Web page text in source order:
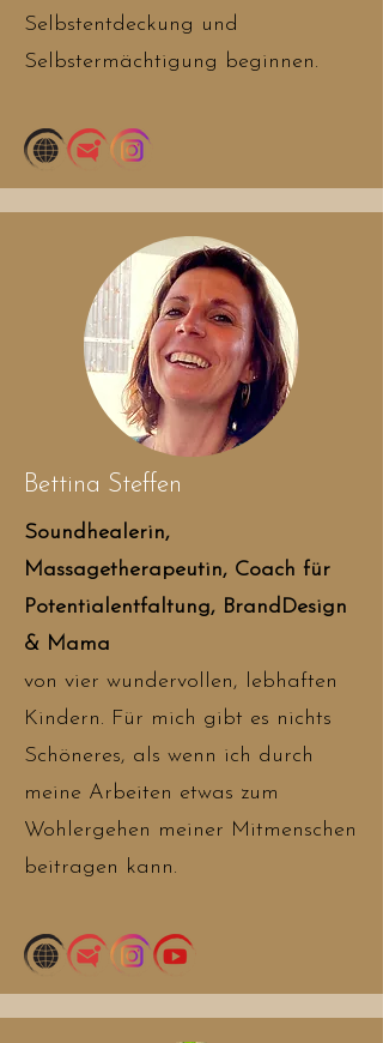
Selbstentdeckung und
Selbstermächtigung beginnen.
Bettina Steffen
Soundhealerin,
Massagetherapeutin, Coach für
Potentialentfaltung, BrandDesign
& Mama
von vier wundervollen, lebhaften
Kindern. Für mich gibt es nichts
Schöneres, als wenn ich durch
meine Arbeiten etwas zum
Wohlergehen meiner Mitmenschen
beitragen kann.